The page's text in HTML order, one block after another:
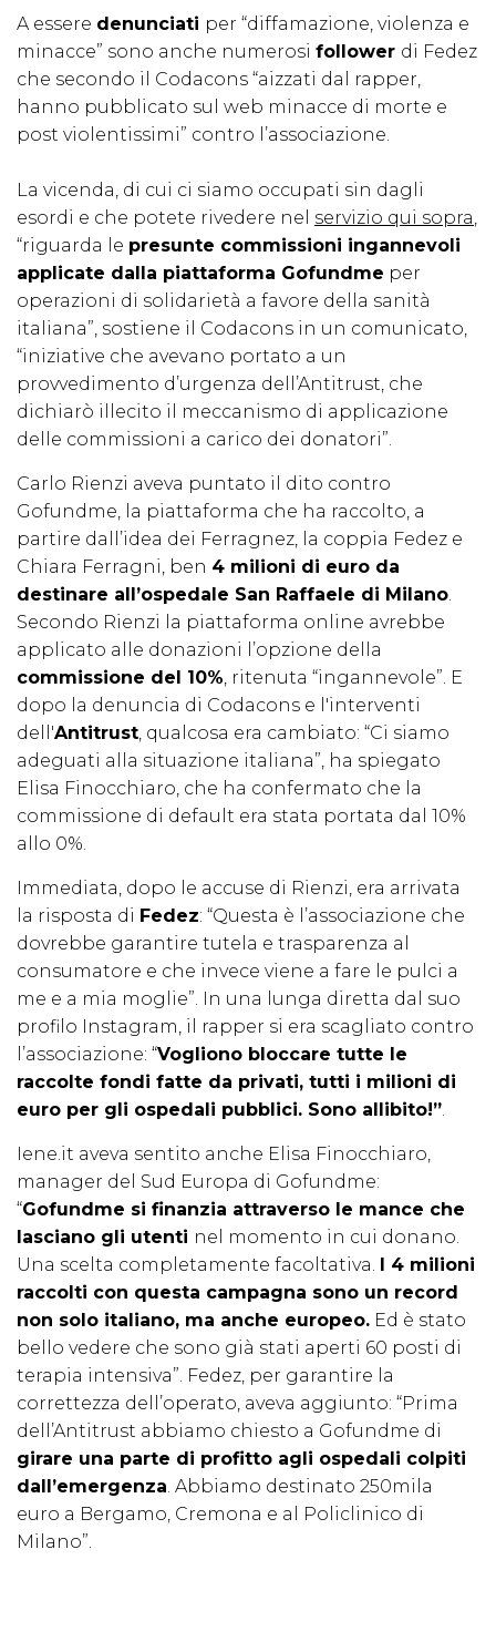
A essere denunciati per “diffamazione, violenza e
minacce” sono anche numerosi follower di Fedez
che secondo il Codacons “aizzati dal rapper,
hanno pubblicato sul web minacce di morte e
post violentissimi” contro l’associazione.
La vicenda, di cui ci siamo occupati sin dagli
esordi e che potete rivedere nel servizio qui sopra,
“riguarda le presunte commissioni ingannevoli
applicate dalla piattaforma Gofundme per
operazioni di solidarietà a favore della sanità
italiana”, sostiene il Codacons in un comunicato,
“iniziative che avevano portato a un
provvedimento d’urgenza dell’Antitrust, che
dichiarò illecito il meccanismo di applicazione
delle commissioni a carico dei donatori”.
Carlo Rienzi aveva puntato il dito contro
Gofundme, la piattaforma che ha raccolto, a
partire dall’idea dei Ferragnez, la coppia Fedez e
Chiara Ferragni, ben 4 milioni di euro da
destinare all’ospedale San Raffaele di Milano.
Secondo Rienzi la piattaforma online avrebbe
applicato alle donazioni l’opzione della
commissione del 10%, ritenuta “ingannevole”. E
dopo la denuncia di Codacons e l'interventi
dell'Antitrust, qualcosa era cambiato: “Ci siamo
adeguati alla situazione italiana”, ha spiegato
Elisa Finocchiaro, che ha confermato che la
commissione di default era stata portata dal 10%
allo 0%.
Immediata, dopo le accuse di Rienzi, era arrivata
la risposta di Fedez: “Questa è l’associazione che
dovrebbe garantire tutela e trasparenza al
consumatore e che invece viene a fare le pulci a
me e a mia moglie”. In una lunga diretta dal suo
profilo Instagram, il rapper si era scagliato contro
l’associazione: “Vogliono bloccare tutte le
raccolte fondi fatte da privati, tutti i milioni di
euro per gli ospedali pubblici. Sono allibito!”.
Iene.it aveva sentito anche Elisa Finocchiaro,
manager del Sud Europa di Gofundme:
“Gofundme si finanzia attraverso le mance che
lasciano gli utenti nel momento in cui donano.
Una scelta completamente facoltativa.
I 4 milioni
raccolti con questa campagna sono un record
non solo italiano, ma anche europeo. Ed è stato
bello vedere che sono già stati aperti 60 posti di
terapia intensiva”. Fedez, per garantire la
correttezza dell’operato, aveva aggiunto: “Prima
dell’Antitrust abbiamo chiesto a Gofundme di
girare una parte di profitto agli ospedali colpiti
dall’emergenza. Abbiamo destinato 250mila
euro a Bergamo, Cremona e al Policlinico di
Milano”.